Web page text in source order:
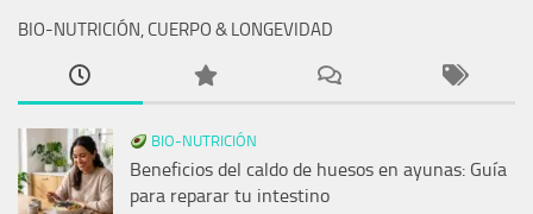
BIO-NUTRICIÓN, CUERPO & LONGEVIDAD
BIO-NUTRICIÓN
Beneficios del caldo de huesos en ayunas: Guía
para reparar tu intestino